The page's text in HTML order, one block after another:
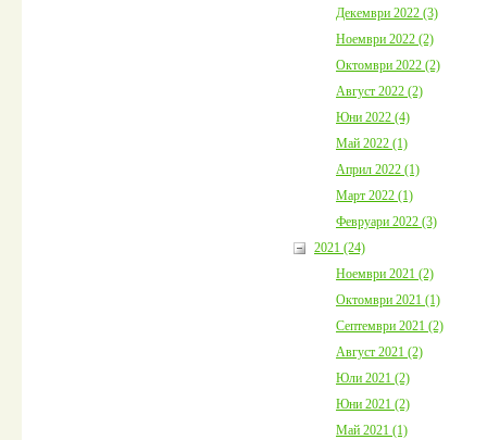
Декември 2022 (3)
Ноември 2022 (2)
Октомври 2022 (2)
Август 2022 (2)
Юни 2022 (4)
Май 2022 (1)
Април 2022 (1)
Март 2022 (1)
Февруари 2022 (3)
2021 (24)
Ноември 2021 (2)
Октомври 2021 (1)
Септември 2021 (2)
Август 2021 (2)
Юли 2021 (2)
Юни 2021 (2)
Май 2021 (1)